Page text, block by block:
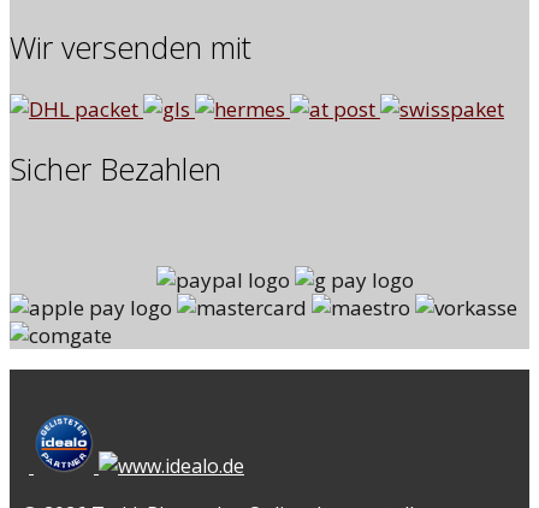
Wir versenden mit
Sicher Bezahlen